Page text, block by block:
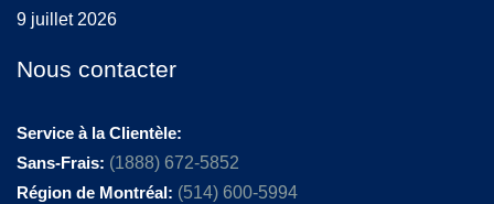
9 juillet 2026
Nous contacter
Service à la Clientèle:
Sans-Frais: (1888) 672-5852
Région de Montréal: (514) 600-5994